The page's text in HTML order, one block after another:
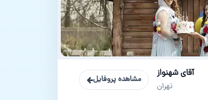
آقای شهنواز
تهران
مشاهده پروفایل